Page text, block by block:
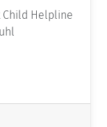
Child Helpline